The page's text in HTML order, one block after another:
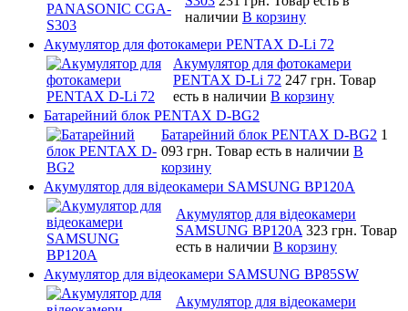
наличии В корзину
Акумулятор для фотокамери PENTAX D-Li 72
Акумулятор для фотокамери
PENTAX D-Li 72 247 грн. Товар
есть в наличии В корзину
Батарейний блок PENTAX D-BG2
Батарейний блок PENTAX D-BG2 1
093 грн. Товар есть в наличии В
корзину
Акумулятор для відеокамери SAMSUNG BP120A
Акумулятор для відеокамери
SAMSUNG BP120A 323 грн. Товар
есть в наличии В корзину
Акумулятор для відеокамери SAMSUNG BP85SW
Акумулятор для відеокамери